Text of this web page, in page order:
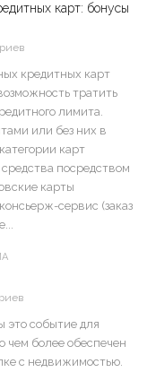
карт: бонусы
кредитных карт
тратить
лимита.
или без них в
карт
посредством
карты
сервис (заказ
это событие для
чем более обеспечен
с недвижимостью.